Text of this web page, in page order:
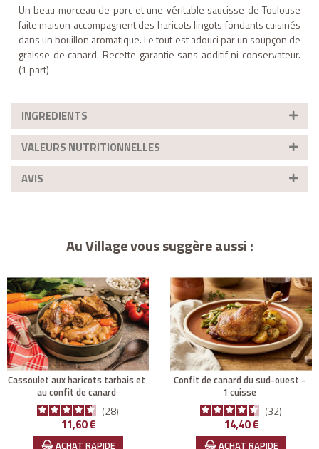
Un beau morceau de porc et une véritable saucisse de Toulouse
faite maison accompagnent des haricots lingots fondants cuisinés
dans un bouillon aromatique. Le tout est adouci par un soupçon de
graisse de canard. Recette garantie sans additif ni conservateur.
(1 part)
INGREDIENTS
VALEURS NUTRITIONNELLES
AVIS
Au Village vous suggère aussi :
cassoulet aux haricots tarbais et
au confit de canard
28
Prix
11,60 €
ACHAT RAPIDE
confit de canard du sud-ouest -
1 cuisse
32
Prix
14,40 €
ACHAT RAPIDE